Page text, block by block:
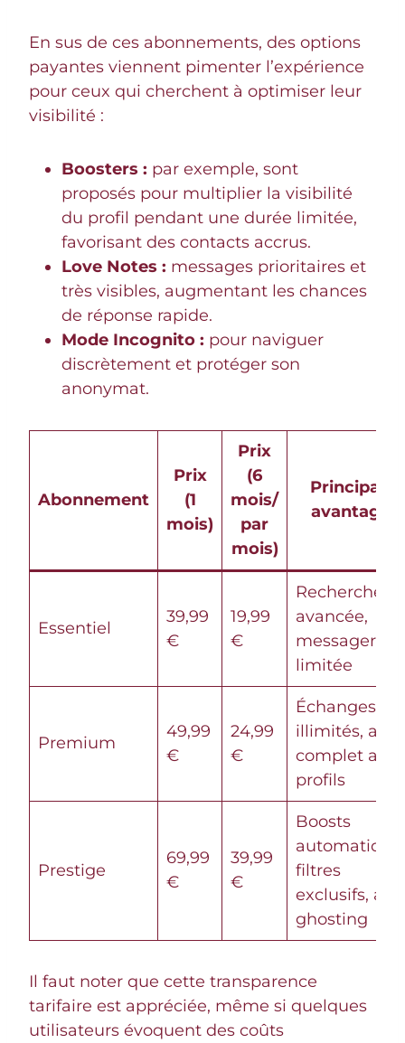
En sus de ces abonnements, des options
payantes viennent pimenter l’expérience
pour ceux qui cherchent à optimiser leur
visibilité :
Boosters : par exemple, sont
proposés pour multiplier la visibilité
du profil pendant une durée limitée,
favorisant des contacts accrus.
Love Notes : messages prioritaires et
très visibles, augmentant les chances
de réponse rapide.
Mode Incognito : pour naviguer
discrètement et protéger son
anonymat.
Abonnement
Prix
(1
mois)
Prix
(6
mois/
par
mois)
Principaux
avantages
Essentiel
39,99
€
19,99
€
Recherche
avancée,
messagerie
limitée
Premium
49,99
€
24,99
€
Échanges
illimités,
complet aux
profils
Prestige
69,99
€
39,99
€
Boosts
filtres
exclusifs,
ghosting
Il faut noter que cette transparence
tarifaire est appréciée, même si quelques
utilisateurs évoquent des coûts